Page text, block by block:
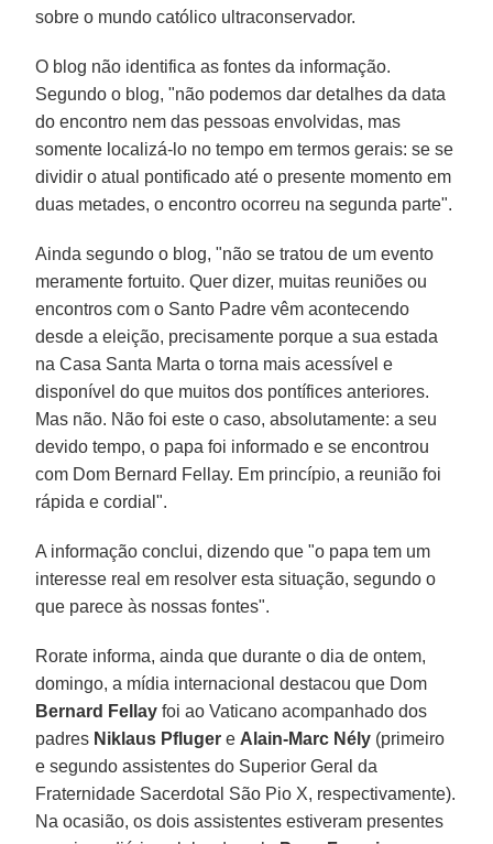
sobre o mundo católico ultraconservador.
O blog não identifica as fontes da informação.
Segundo o blog, "não podemos dar detalhes da data
do encontro nem das pessoas envolvidas, mas
somente localizá-lo no tempo em termos gerais: se se
dividir o atual pontificado até o presente momento em
duas metades, o encontro ocorreu na segunda parte".
Ainda segundo o blog, "não se tratou de um evento
meramente fortuito. Quer dizer, muitas reuniões ou
encontros com o Santo Padre vêm acontecendo
desde a eleição, precisamente porque a sua estada
na Casa Santa Marta o torna mais acessível e
disponível do que muitos dos pontífices anteriores.
Mas não. Não foi este o caso, absolutamente: a seu
devido tempo, o papa foi informado e se encontrou
com Dom Bernard Fellay. Em princípio, a reunião foi
rápida e cordial".
A informação conclui, dizendo que "o papa tem um
interesse real em resolver esta situação, segundo o
que parece às nossas fontes".
Rorate informa, ainda que durante o dia de ontem,
domingo, a mídia internacional destacou que Dom
Bernard Fellay foi ao Vaticano acompanhado dos
padres Niklaus Pfluger e Alain-Marc Nély (primeiro
e segundo assistentes do Superior Geral da
Fraternidade Sacerdotal São Pio X, respectivamente).
Na ocasião, os dois assistentes estiveram presentes